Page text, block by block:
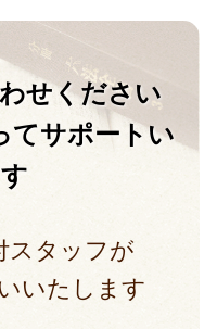
せください
てサポートい
スタッフが
いたします